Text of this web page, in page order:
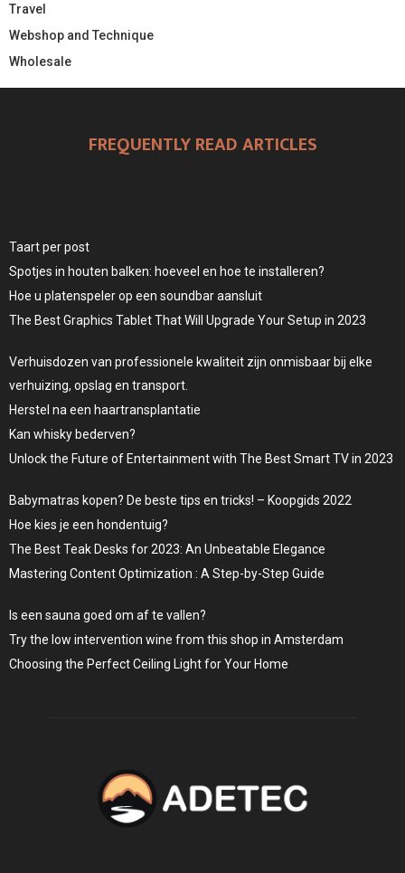
Travel
Webshop and Technique
Wholesale
FREQUENTLY READ ARTICLES
Taart per post
Spotjes in houten balken: hoeveel en hoe te installeren?
Hoe u platenspeler op een soundbar aansluit
The Best Graphics Tablet That Will Upgrade Your Setup in 2023
Verhuisdozen van professionele kwaliteit zijn onmisbaar bij elke
verhuizing, opslag en transport.
Herstel na een haartransplantatie
Kan whisky bederven?
Unlock the Future of Entertainment with The Best Smart TV in 2023
Babymatras kopen? De beste tips en tricks! – Koopgids 2022
Hoe kies je een hondentuig?
The Best Teak Desks for 2023: An Unbeatable Elegance
Mastering Content Optimization : A Step-by-Step Guide
Is een sauna goed om af te vallen?
Try the low intervention wine from this shop in Amsterdam
Choosing the Perfect Ceiling Light for Your Home